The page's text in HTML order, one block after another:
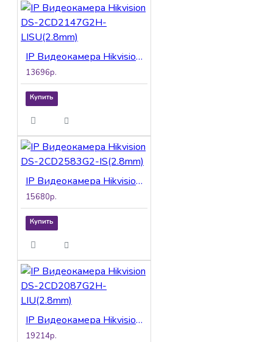
IP Видеокамера Hikvision DS-2CD2147G2H-LISU(2.8mm)
13696р.
Купить
IP Видеокамера Hikvision DS-2CD2583G2-IS(2.8mm)
15680р.
Купить
IP Видеокамера Hikvision DS-2CD2087G2H-LIU(2.8mm)
19214р.